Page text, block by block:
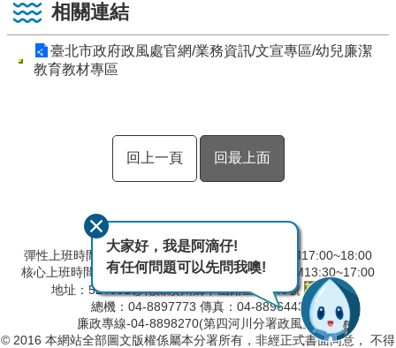
相關連結
臺北市政府政風處官網/業務資訊/文宣專區/幼兒廉潔
教育教材專區
回上一頁 回最上面
彈性上班時間：AM8:00~09:00 彈性下班時間：PM17:00~18:00
核心上班時間：星期一 ~ 星期五 AM8:30~12:30 PM13:30~17:00
地址：524001彰化縣溪州鄉中山路三段640號
總機：04-8897773 傳真：04-8896443
廉政專線-04-8898270(第四河川分署政風室)
© 2016 本網站全部圖文版權係屬本分署所有，非經正式書面同意， 不得
大家好，我是阿滴仔!
有任何問題可以先問我噢!